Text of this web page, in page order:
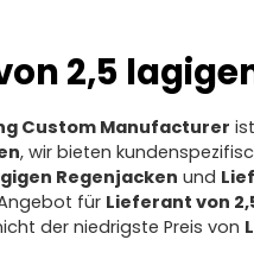
2,5
Custom Manufacturer
, wir bieten
Regenjacken und
für Lieferant von
der niedrigste Preis von